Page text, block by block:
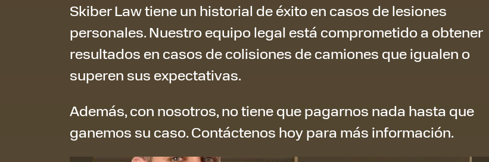
Skiber Law tiene un historial de éxito en casos de lesiones
personales. Nuestro equipo legal está comprometido a obtener
resultados en casos de colisiones de camiones que igualen o
superen sus expectativas.
Además, con nosotros, no tiene que pagarnos nada hasta que
ganemos su caso. Contáctenos hoy para más información.